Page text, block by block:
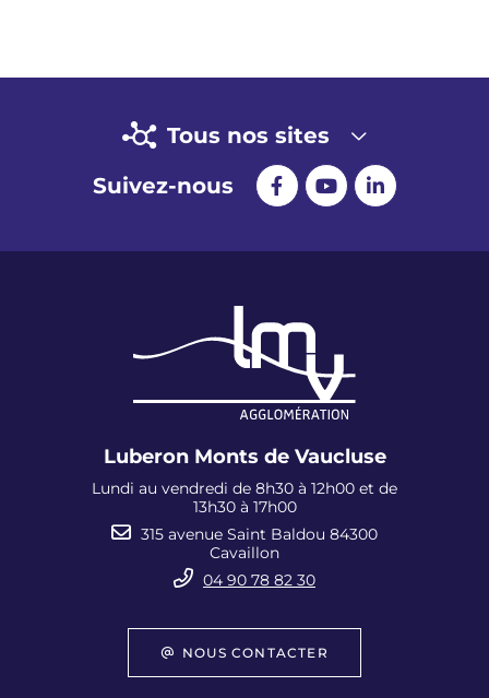
Tous nos sites
Suivez-nous
Luberon Monts de Vaucluse
Lundi au vendredi de 8h30 à 12h00 et de
13h30 à 17h00
315 avenue Saint Baldou 84300
Cavaillon
04 90 78 82 30
NOUS CONTACTER